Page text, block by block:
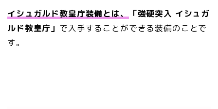
イシュガルド教皇庁装備とは、 「強硬突入 イシュガ
ルド教皇庁」 で入手することができる装備のことで
す。